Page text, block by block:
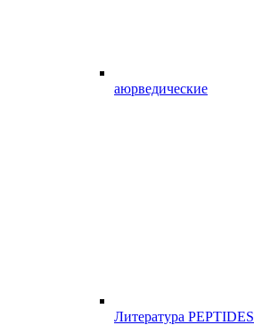
аюрведические
Литература PEPTIDES